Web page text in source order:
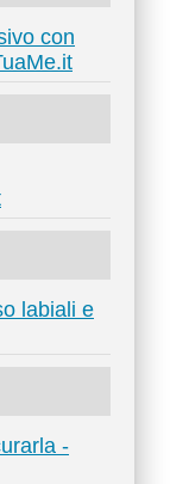
con
labiali e
-